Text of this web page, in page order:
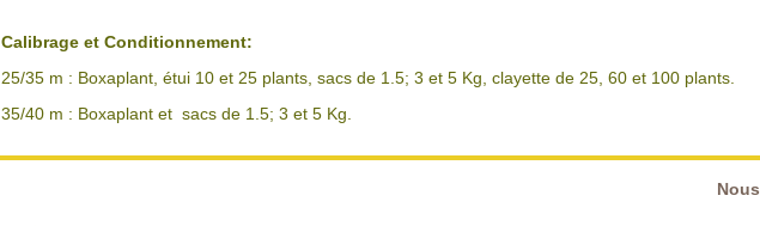
Calibrage et Conditionnement:
25/35 m : Boxaplant, étui 10 et 25 plants, sacs de 1.5; 3 et 5 Kg, clayette de 25, 60 et 100 plants.
35/40 m : Boxaplant et sacs de 1.5; 3 et 5 Kg.
Nous